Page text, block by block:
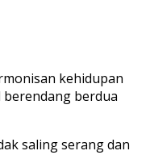
kehidupan
berendang berdua
saling serang dan